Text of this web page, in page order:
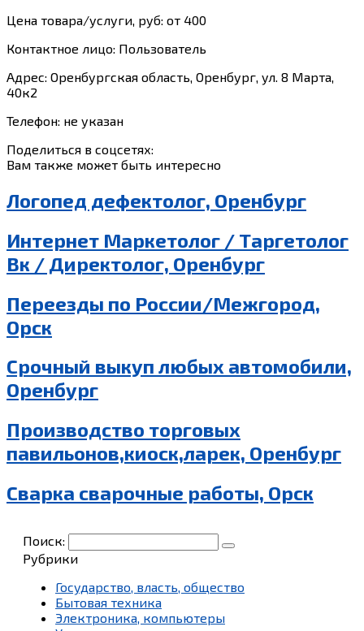
Цена товара/услуги, руб: от 400
Контактное лицо: Пользователь
Адрес: Оренбургская область, Оренбург, ул. 8 Марта,
40к2
Телефон: не указан
Поделиться в соцсетях:
Вам также может быть интересно
Логопед дефектолог, Оренбург
Интернет Маркетолог / Таргетолог
Вк / Директолог, Оренбург
Переезды по России/Межгород,
Орск
Срочный выкуп любых автомобили,
Оренбург
Производство торговых
павильонов,киоск,ларек, Оренбург
Сварка сварочные работы, Орск
Поиск:
Рубрики
Государство, власть, общество
Бытовая техника
Электроника, компьютеры